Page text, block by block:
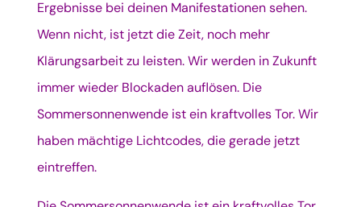
Ergebnisse bei deinen Manifestationen sehen.
Wenn nicht, ist jetzt die Zeit, noch mehr
Klärungsarbeit zu leisten. Wir werden in Zukunft
immer wieder Blockaden auflösen. Die
Sommersonnenwende ist ein kraftvolles Tor. Wir
haben mächtige Lichtcodes, die gerade jetzt
eintreffen.